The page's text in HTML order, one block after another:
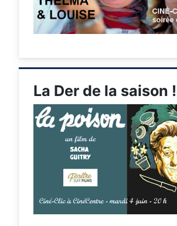
La Der de la saison !